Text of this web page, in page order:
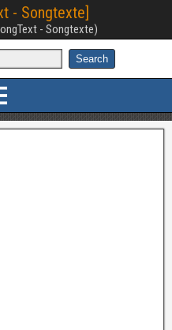
- Songtexte]
- Songtexte)